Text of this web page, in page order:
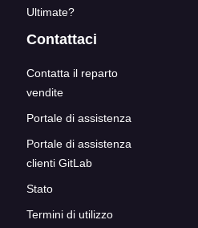
Ultimate?
Contattaci
Contatta il reparto
vendite
Portale di assistenza
Portale di assistenza
clienti GitLab
Stato
Termini di utilizzo